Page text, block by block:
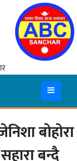
बन्दै